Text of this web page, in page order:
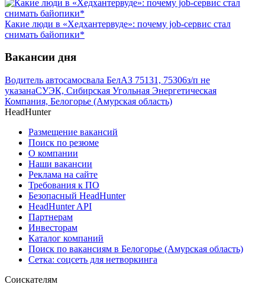
Какие люди в «Хедхантервуде»: почему job-сервис стал
снимать байопики*
Вакансии дня
Водитель автосамосвала БелАЗ 75131, 75306з/п не
указанаСУЭК, Сибирская Угольная Энергетическая
Компания, Белогорье (Амурская область)
HeadHunter
Размещение вакансий
Поиск по резюме
О компании
Наши вакансии
Реклама на сайте
Требования к ПО
Безопасный HeadHunter
HeadHunter API
Партнерам
Инвесторам
Каталог компаний
Поиск по вакансиям в Белогорье (Амурская область)
Сетка: соцсеть для нетворкинга
Соискателям